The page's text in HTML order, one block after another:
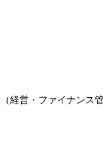
経営・ファイナンス